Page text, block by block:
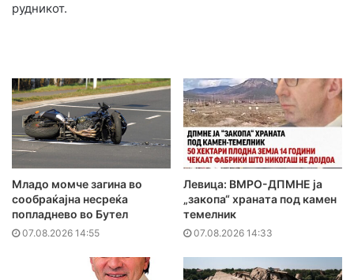
рудникот.
Младо момче загина во
сообраќајна несреќа
попладнево во Бутел
07.08.2026 14:55
Левица: ВМРО-ДПМНЕ ја
„закопа“ храната под камен
темелник
07.08.2026 14:33